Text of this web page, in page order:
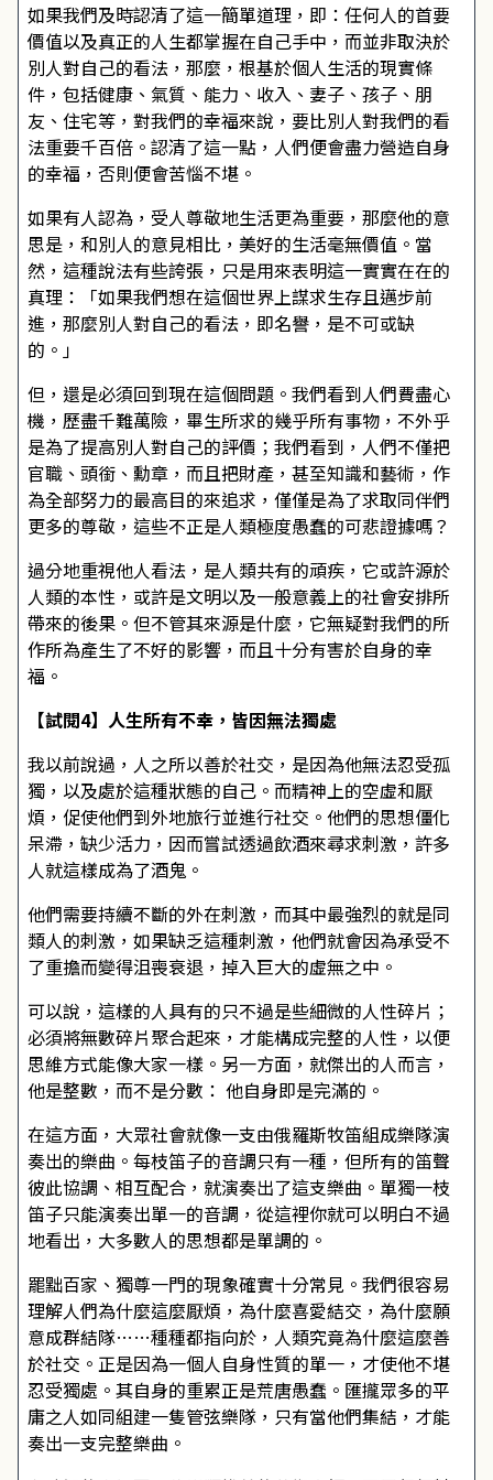
如果我們及時認清了這一簡單道理，即：任何人的首要
價值以及真正的人生都掌握在自己手中，而並非取決於
別人對自己的看法，那麼，根基於個人生活的現實條
件，包括健康、氣質、能力、收入、妻子、孩子、朋
友、住宅等，對我們的幸福來說，要比別人對我們的看
法重要千百倍。認清了這一點，人們便會盡力營造自身
的幸福，否則便會苦惱不堪。
如果有人認為，受人尊敬地生活更為重要，那麼他的意
思是，和別人的意見相比，美好的生活毫無價值。當
然，這種說法有些誇張，只是用來表明這一實實在在的
真理：「如果我們想在這個世界上謀求生存且邁步前
進，那麼別人對自己的看法，即名譽，是不可或缺
的。」
但，還是必須回到現在這個問題。我們看到人們費盡心
機，歷盡千難萬險，畢生所求的幾乎所有事物，不外乎
是為了提高別人對自己的評價；我們看到，人們不僅把
官職、頭銜、勳章，而且把財產，甚至知識和藝術，作
為全部努力的最高目的來追求，僅僅是為了求取同伴們
更多的尊敬，這些不正是人類極度愚蠢的可悲證據嗎？
過分地重視他人看法，是人類共有的頑疾，它或許源於
人類的本性，或許是文明以及一般意義上的社會安排所
帶來的後果。但不管其來源是什麼，它無疑對我們的所
作所為產生了不好的影響，而且十分有害於自身的幸
福。
【試閱4】人生所有不幸，皆因無法獨處
我以前說過，人之所以善於社交，是因為他無法忍受孤
獨，以及處於這種狀態的自己。而精神上的空虛和厭
煩，促使他們到外地旅行並進行社交。他們的思想僵化
呆滯，缺少活力，因而嘗試透過飲酒來尋求刺激，許多
人就這樣成為了酒鬼。
他們需要持續不斷的外在刺激，而其中最強烈的就是同
類人的刺激，如果缺乏這種刺激，他們就會因為承受不
了重擔而變得沮喪衰退，掉入巨大的虛無之中。
可以說，這樣的人具有的只不過是些細微的人性碎片；
必須將無數碎片聚合起來，才能構成完整的人性，以便
思維方式能像大家一樣。另一方面，就傑出的人而言，
他是整數，而不是分數： 他自身即是完滿的。
在這方面，大眾社會就像一支由俄羅斯牧笛組成樂隊演
奏出的樂曲。每枝笛子的音調只有一種，但所有的笛聲
彼此協調、相互配合，就演奏出了這支樂曲。單獨一枝
笛子只能演奏出單一的音調，從這裡你就可以明白不過
地看出，大多數人的思想都是單調的。
罷黜百家、獨尊一門的現象確實十分常見。我們很容易
理解人們為什麼這麼厭煩，為什麼喜愛結交，為什麼願
意成群結隊……種種都指向於，人類究竟為什麼這麼善
於社交。正是因為一個人自身性質的單一，才使他不堪
忍受獨處。其自身的重累正是荒唐愚蠢。匯攏眾多的平
庸之人如同組建一隻管弦樂隊，只有當他們集結，才能
奏出一支完整樂曲。